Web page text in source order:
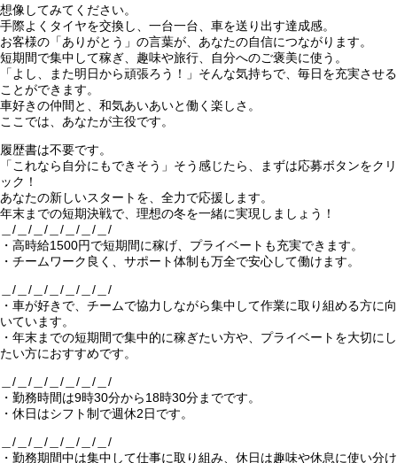
想像してみてください。
手際よくタイヤを交換し、一台一台、車を送り出す達成感。
お客様の「ありがとう」の言葉が、あなたの自信につながります。
短期間で集中して稼ぎ、趣味や旅行、自分へのご褒美に使う。
「よし、また明日から頑張ろう！」そんな気持ちで、毎日を充実させる
ことができます。
車好きの仲間と、和気あいあいと働く楽しさ。
ここでは、あなたが主役です。
履歴書は不要です。
「これなら自分にもできそう」そう感じたら、まずは応募ボタンをクリ
ック！
あなたの新しいスタートを、全力で応援します。
年末までの短期決戦で、理想の冬を一緒に実現しましょう！
＿/＿/＿/＿/＿/＿/＿/
・高時給1500円で短期間に稼げ、プライベートも充実できます。
・チームワーク良く、サポート体制も万全で安心して働けます。
＿/＿/＿/＿/＿/＿/＿/
・車が好きで、チームで協力しながら集中して作業に取り組める方に向
いています。
・年末までの短期間で集中的に稼ぎたい方や、プライベートを大切にし
たい方におすすめです。
＿/＿/＿/＿/＿/＿/＿/
・勤務時間は9時30分から18時30分までです。
・休日はシフト制で週休2日です。
＿/＿/＿/＿/＿/＿/＿/
・勤務期間中は集中して仕事に取り組み、休日は趣味や休息に使い分け